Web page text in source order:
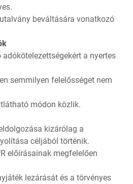
beváltására vonatkozó
a nyertes
semmilyen felelősséget nem
módon közlik.
kizárólag a
céljából történik.
előírásainak megfelelően
lezárását és a törvényes